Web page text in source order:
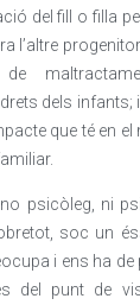
del fill o filla
l’altre
dels infants;
que té en el
psicòleg, ni
soc un
i ens ha
del punt de